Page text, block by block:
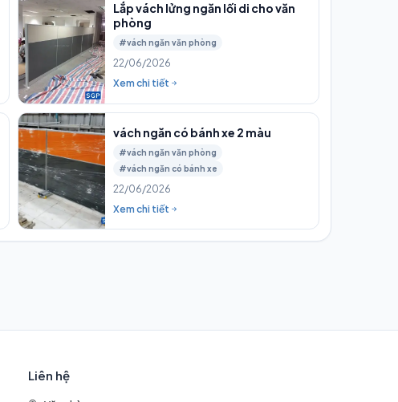
Lắp vách lửng ngăn lối di cho văn
phòng
#vách ngăn văn phòng
22/06/2026
Xem chi tiết
vách ngăn có bánh xe 2 màu
#vách ngăn văn phòng
#vách ngăn có bánh xe
22/06/2026
Xem chi tiết
Liên hệ